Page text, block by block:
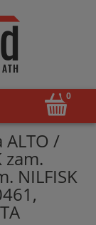
/
zam.
NILFISK